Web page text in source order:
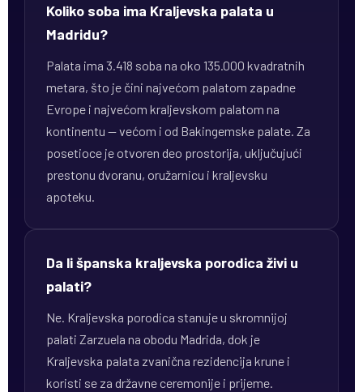
Koliko soba ima Kraljevska palata u
Madridu?
Palata ima 3.418 soba na oko 135.000 kvadratnih
metara, što je čini najvećom palatom zapadne
Evrope i najvećom kraljevskom palatom na
kontinentu — većom i od Bakingemske palate. Za
posetioce je otvoren deo prostorija, uključujući
prestonu dvoranu, oružarnicu i kraljevsku
apoteku.
Da li španska kraljevska porodica živi u
palati?
Ne. Kraljevska porodica stanuje u skromnijoj
palati Zarzuela na obodu Madrida, dok je
Kraljevska palata zvanična rezidencija krune i
koristi se za državne ceremonije i prijeme.